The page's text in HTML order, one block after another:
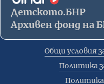
Детското.БНР
Архивен фонд на
Общи условия
Политика
Политика